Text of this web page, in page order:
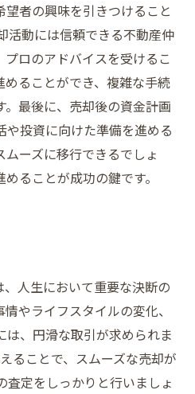
者の興味を引きつけること
活動には信頼できる不動産仲
ロのアドバイスを受けるこ
めることができ、複雑な手続
。最後に、売却後の資金計画
や投資に向けた準備を進める
ーズに移行できるでしょ
ることが成功の鍵です。
人生において重要な決断の
やライフスタイルの変化、
、円滑な取引が求められま
ることで、スムーズな売却が
査定をしっかりと行いましょ